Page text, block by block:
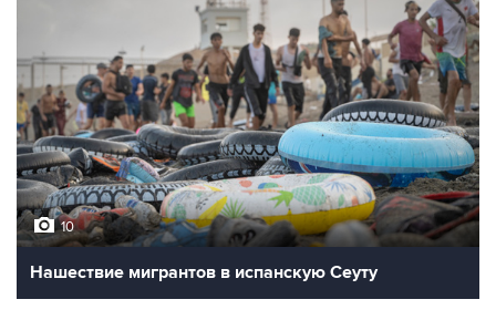
10
Нашествие мигрантов в испанскую Сеуту